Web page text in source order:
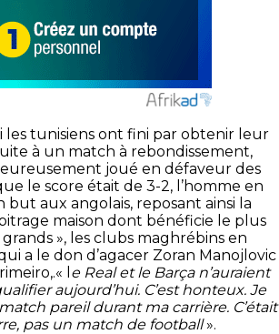
les tunisiens ont fini par obtenir leur
à un match à rebondissement,
joué en défaveur des
le score était de 3-2, l’homme en
but aux angolais, reposant ainsi la
maison dont bénéficie le plus
», les clubs maghrébins en
a le don d’agacer Zoran Manojlovic
l e Real et le Barça n’auraient
aujourd’hui. C’est honteux. Je
pareil durant ma carrière. C’était
pas un match de football».